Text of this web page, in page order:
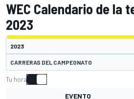
WEC Calendario de la
2023
CARRERAS DEL CAMPEONATO
Tu hora
EVENTO